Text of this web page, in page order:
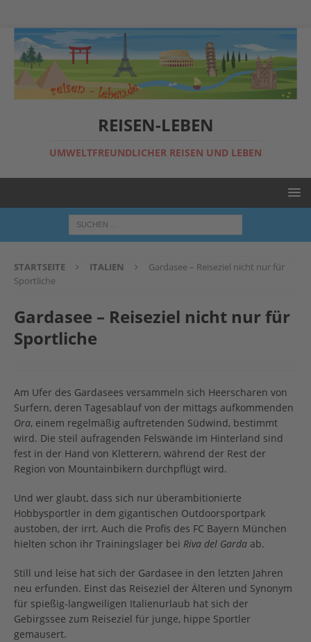
REISEN-LEBEN
UMWELTFREUNDLICHER REISEN UND LEBEN
STARTSEITE ITALIEN
Gardasee – Reiseziel nicht nur für
Sportliche
Gardasee – Reiseziel nicht nur für
Sportliche
Am Ufer des Gardasees versammeln sich Heerscharen von
Surfern, deren Tagesablauf von der mittags aufkommenden
Ora, einem regelmäßig auftretenden Südwind, bestimmt
wird. Die steil aufragenden Felswände im Hinterland sind
fest in der Hand von Kletterern, während der Rest der
Region von Mountainbikern durchpflügt wird.
Und wer glaubt, dass sich nur überambitionierte
Hobbysportler in dem gigantischen Outdoorsportpark
austoben, der irrt. Auch die Profis des FC Bayern München
hielten schon ihr Trainingslager bei Riva del Garda ab.
Still und leise hat sich der Gardasee in den letzten Jahren
neu erfunden. Einst das Reiseziel der Älteren und Synonym
für spießig-langweiligen Italienurlaub hat sich der
Gebirgssee zum Reiseziel für junge, hippe Sportler
gemausert.